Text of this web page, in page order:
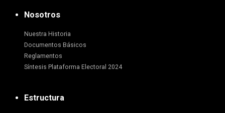
Nosotros
Nuestra Historia
Documentos Básicos
Reglamentos
Síntesis Plataforma Electoral 2024
Estructura